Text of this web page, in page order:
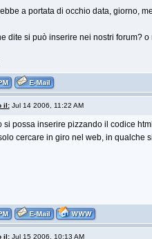
a portata di occhio data, giorno,
dite si può inserire nei nostri forum?
il:Jul 14 2006, 11:22 AM
si possa inserire pizzando il codice
cercare in giro nel web, in qualche
il:Jul 15 2006, 10:13 AM